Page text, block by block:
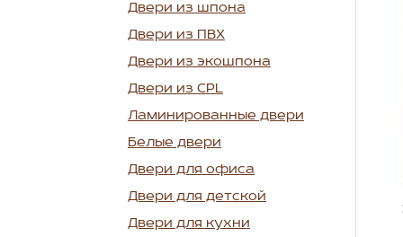
Двери из шпона
Двери из ПВХ
Двери из экошпона
Двери из CPL
Ламинированные двери
Белые двери
Двери для офиса
Двери для детской
Двери для кухни